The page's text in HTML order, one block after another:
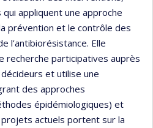
appliquent une approche
prévention et le contrôle des
l’antibiorésistance. Elle
recherche participatives auprès
et utilise une
des approches
épidémiologiques) et
actuels portent sur la